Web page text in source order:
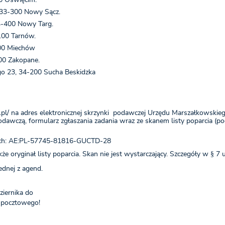
300 Nowy Sącz.
400 Nowy Targ.
Tarnów.
Miechów
Zakopane.
23, 34-200 Sucha Beskidzka
na adres elektronicznej skrzynki podawczej Urzędu
formularz zgłaszania zadania wraz ze skanem listy
AE:PL-57745-81816-GUCTD-28
oryginał listy poparcia. Skan nie jest wystarczający. Szczegóły w § 7
z agend.
do